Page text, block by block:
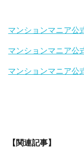
マンションマニア公
マンションマニア公
マンションマニア公
【関連記事】